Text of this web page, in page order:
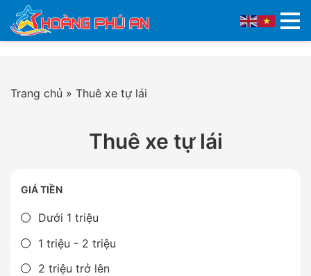
Trang chủ » Thuê xe tự lái
Thuê xe tự lái
GIÁ TIỀN
Dưới 1 triệu
1 triệu - 2 triệu
2 triệu trở lên